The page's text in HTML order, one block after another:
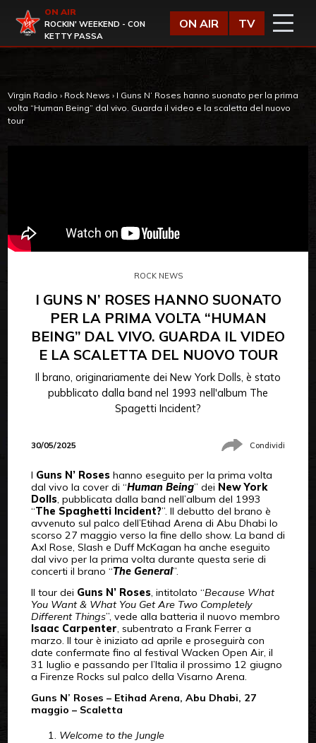
Virgin Radio
ON AIR
ROCKIN' WEEKEND - CON
KETTY PASSA
ON AIR TV
Virgin Radio › Rock News › I Guns N’ Roses hanno suonato per la prima
volta “Human Being” dal vivo. Guarda il video e la scaletta del nuovo
tour
ROCK NEWS
I GUNS N’ ROSES HANNO SUONATO
PER LA PRIMA VOLTA “HUMAN
BEING” DAL VIVO. GUARDA IL VIDEO
E LA SCALETTA DEL NUOVO TOUR
Il brano, originariamente dei New York Dolls, è stato
pubblicato dalla band nel 1993 nell'album The
Spagetti Incident?
30/05/2025 Condividi
I Guns N’ Roseshanno eseguito per la prima volta
dal vivo la cover di “Human Being” dei New York
Dolls, pubblicata dalla band nell’album del 1993
“The Spaghetti Incident?”. Il debutto del brano è
avvenuto sul palco dell’Etihad Arena di Abu Dhabi lo
scorso 27 maggio verso la fine dello show. La band di
Axl Rose, Slash e Duff McKagan ha anche eseguito
dal vivo per la prima volta durante questa serie di
concerti il brano “The General”.
Il tour dei Guns N’ Roses, intitolato “Because What
You Want & What You Get Are Two Completely
Different Things”, vede alla batteria il nuovo membro
Isaac Carpenter, subentrato a Frank Ferrer a
marzo. Il tour è iniziato ad aprile e proseguirà con
date confermate fino al festival Wacken Open Air, il
31 luglio e passando per l’Italia il prossimo 12 giugno
a Firenze Rocks sul palco della Visarno Arena.
Guns N’ Roses – Etihad Arena, Abu Dhabi, 27
maggio – Scaletta
Welcome to the Jungle